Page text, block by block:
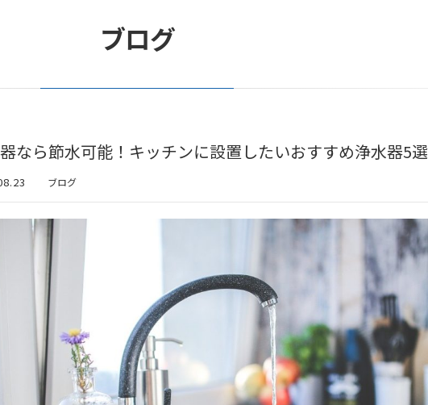
ブログ
なら節水可能！キッチンに設置したいおすすめ浄水器5選
ブログ